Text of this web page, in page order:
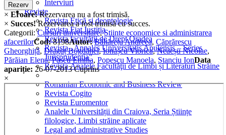
Interviuri
Reviste
Revista Etică și deontologie
Revista Fiat Iustitia
Revista facultății de Drept Oradea
Revista „Annales Universitatis Apulensis – Series
Jurisprudentia”
Revista Analele Facultăţii de Limbi și Literaturi Străine
Romanian Economic and Business Review
Revista Cogito
Revista Euromentor
Analele Universității din Craiova, Seria Științe
filologice, Limbi străine aplicate
Legal and administrative Studies
Rezerv
× Eroare!Rezervarea nu a fost trimisă.
× Succes!Rezervarea a fost trimisă cu succes.
Categorii:Cursuri universitare,Stiinte economice si administrarea
afacerilorCod:8198Autor: Băltărețu Andreea, Căprărescu
Gheorghiță, Draguț Bogdănel,Ionașcu Viorica,Neacșu Nicolae,
Părăian Elena,Pascu Emilia, Popescu Manoela, Stanciu IonData
apariție: 26-07-2013Cuprins
×